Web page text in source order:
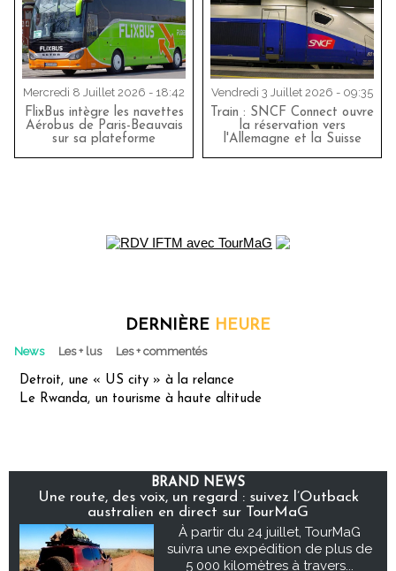
Mercredi 8 Juillet 2026 - 18:42
FlixBus intègre les navettes
Aérobus de Paris-Beauvais
sur sa plateforme
Vendredi 3 Juillet 2026 - 09:35
Train : SNCF Connect ouvre
la réservation vers
l'Allemagne et la Suisse
DERNIÈRE HEURE
News Les + lus Les + commentés
Detroit, une « US city » à la relance
Le Rwanda, un tourisme à haute altitude
BRAND NEWS
Une route, des voix, un regard : suivez l’Outback
australien en direct sur TourMaG
À partir du 24 juillet, TourMaG
suivra une expédition de plus de
5 000 kilomètres à travers...